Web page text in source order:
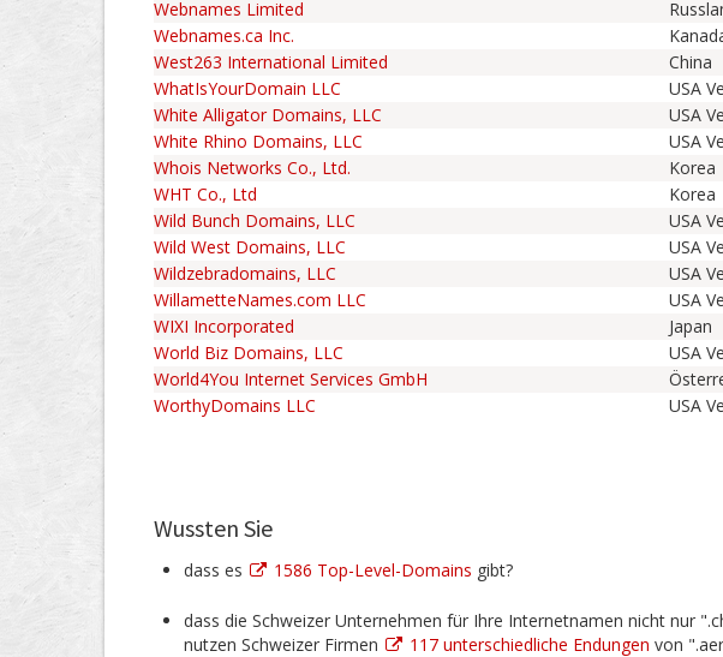
Webnames Limited
Webnames.ca Inc.
West263 International Limited
China
WhatIsYourDomain LLC
USA
White Alligator Domains, LLC
USA
White Rhino Domains, LLC
USA
Whois Networks Co., Ltd.
Korea
WHT Co., Ltd
Korea
Wild Bunch Domains, LLC
USA
Wild West Domains, LLC
USA
Wildzebradomains, LLC
USA
WillametteNames.com LLC
USA
WIXI Incorporated
Japan
World Biz Domains, LLC
USA
World4You Internet Services GmbH
WorthyDomains LLC
USA
Wussten Sie
dass es 1586 Top-Level-Domains gibt?
dass die Schweizer Unternehmen für Ihre Internetnamen nicht nur
nutzen Schweizer Firmen
117 unterschiedliche Endungen von